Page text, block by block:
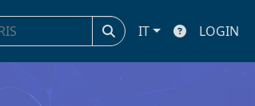
IT LOGIN